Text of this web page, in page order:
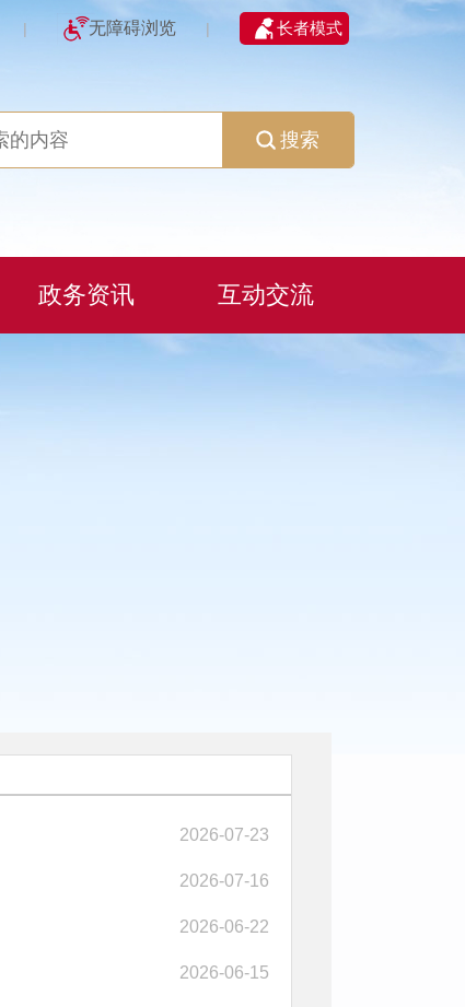
| 无障碍浏览 | 长者模式
搜索
政务资讯 互动交流
2026-07-23
2026-07-16
2026-06-22
2026-06-15